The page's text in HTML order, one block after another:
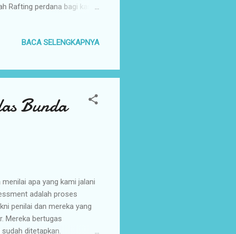
Rafting perdana bagi kami
keponakan kami ini juga
apa itu rafting ? Rafting
BACA SELENGKAPNYA
Bunda
apa yang kami jalani
adalah proses
penilai dan mereka yang
Mereka bertugas
ditetapkan.